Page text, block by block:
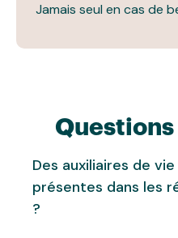
Jamais seul en cas de
Des auxiliaires de
présentes dans les
?